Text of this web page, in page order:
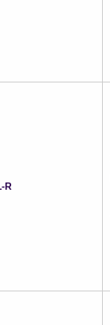
R